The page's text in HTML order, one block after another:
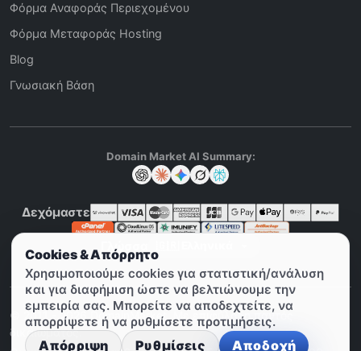
Φόρμα Αναφοράς Περιεχομένου
Φόρμα Μεταφοράς Hosting
Blog
Γνωσιακή Βάση
Domain Market AI Summary:
Δεχόμαστε
Γλώσσα
© 2011 - 2026 DomainMarket. Με επιφύλαξη παντός
δικαιώματος.
Cookies & Απόρρητο
Χρησιμοποιούμε cookies για στατιστική/ανάλυση
και για διαφήμιση ώστε να βελτιώνουμε την
εμπειρία σας. Μπορείτε να αποδεχτείτε, να
απορρίψετε ή να ρυθμίσετε προτιμήσεις.
Απόρριψη Ρυθμίσεις Αποδοχή